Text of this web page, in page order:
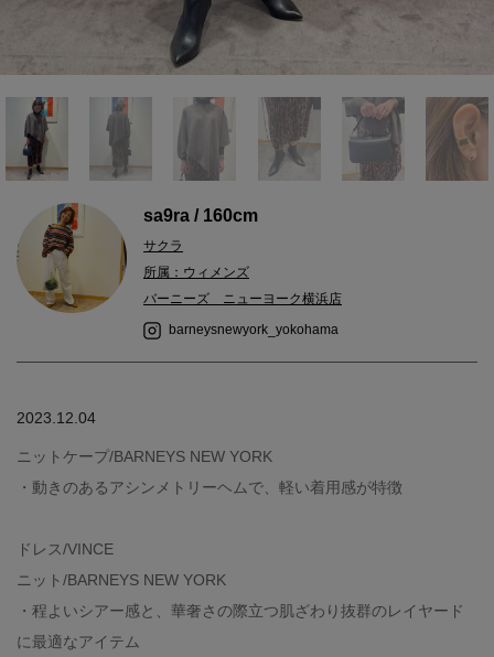
sa9ra / 160cm
サクラ
所属：ウィメンズ
バーニーズ ニューヨーク横浜店
barneysnewyork_yokohama
2023.12.04
ニットケープ/BARNEYS NEW YORK
・動きのあるアシンメトリーヘムで、軽い着用感が特徴
ドレス/VINCE
ニット/BARNEYS NEW YORK
・程よいシアー感と、華奢さの際立つ肌ざわり抜群のレイヤード
に最適なアイテム